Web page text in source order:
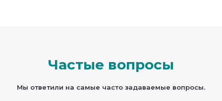
Частые вопросы
Мы ответили на самые часто задаваемые вопросы.